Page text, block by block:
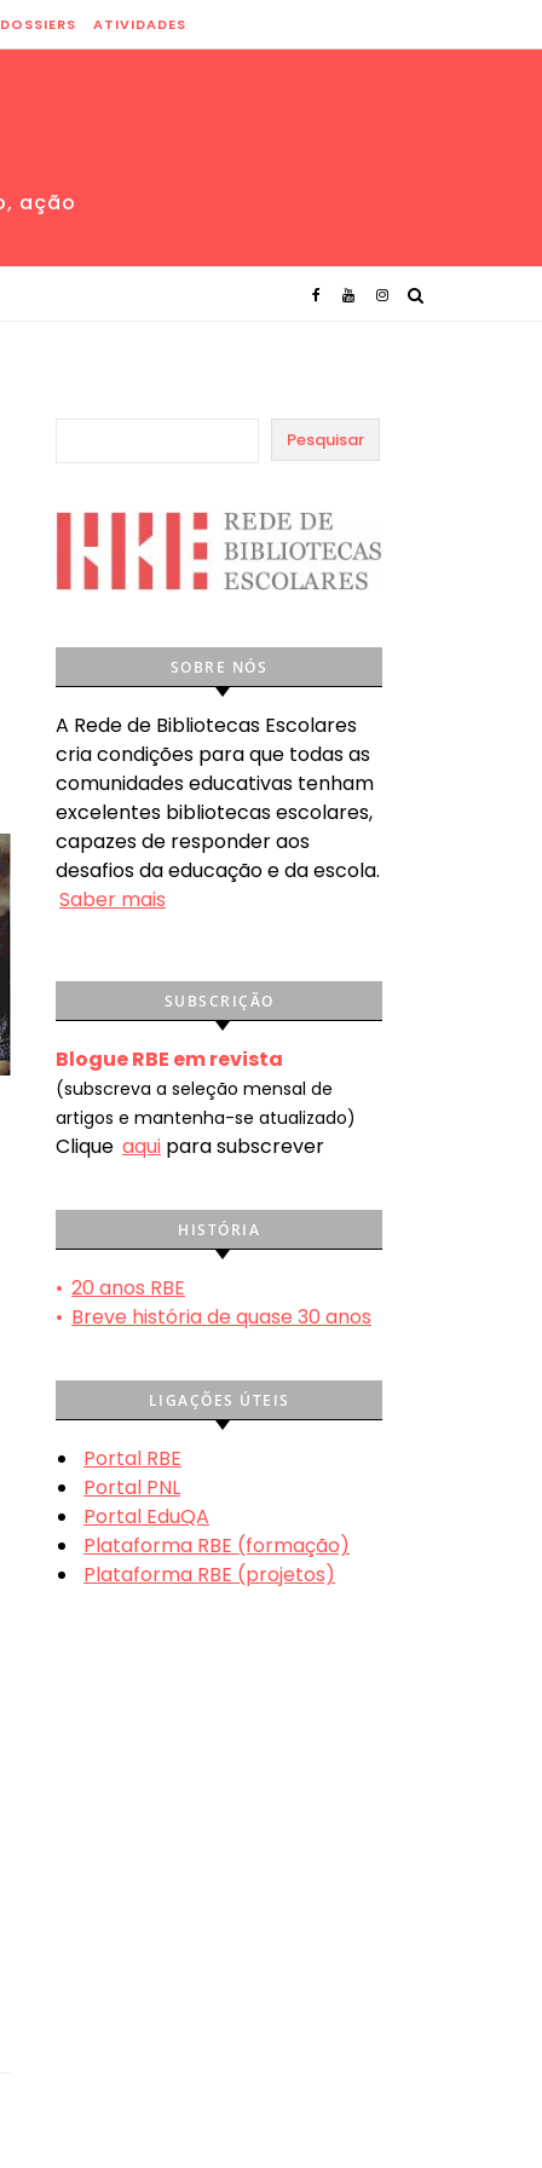
DOSSIERS ATIVIDADES
ação
Pesquisar
SOBRE NÓS
A Rede de Bibliotecas Escolares
cria condições para que todas as
comunidades educativas tenham
excelentes bibliotecas escolares,
capazes de responder aos
desafios da educação e da escola.
Saber mais
SUBSCRIÇÃO
Blogue RBE em revista
(subscreva a seleção mensal de
artigos e mantenha-se atualizado)
Clique aqui para subscrever
HISTÓRIA
• 20 anos RBE
• Breve história de quase 30 anos
LIGAÇÕES ÚTEIS
Portal RBE
Portal PNL
Portal EduQA
Plataforma RBE (formação)
Plataforma RBE (projetos)